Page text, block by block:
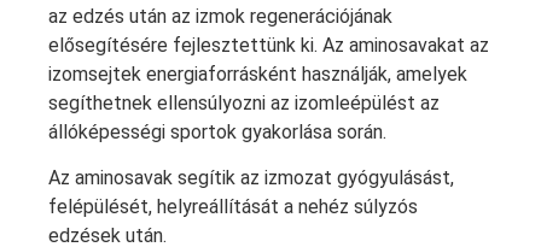
az edzés után az izmok regenerációjának
elősegítésére fejlesztettünk ki. Az aminosavakat az
izomsejtek energiaforrásként használják, amelyek
segíthetnek ellensúlyozni az izomleépülést az
állóképességi sportok gyakorlása során.
Az aminosavak segítik az izmozat gyógyulásást,
felépülését, helyreállítását a nehéz súlyzós
edzések után.